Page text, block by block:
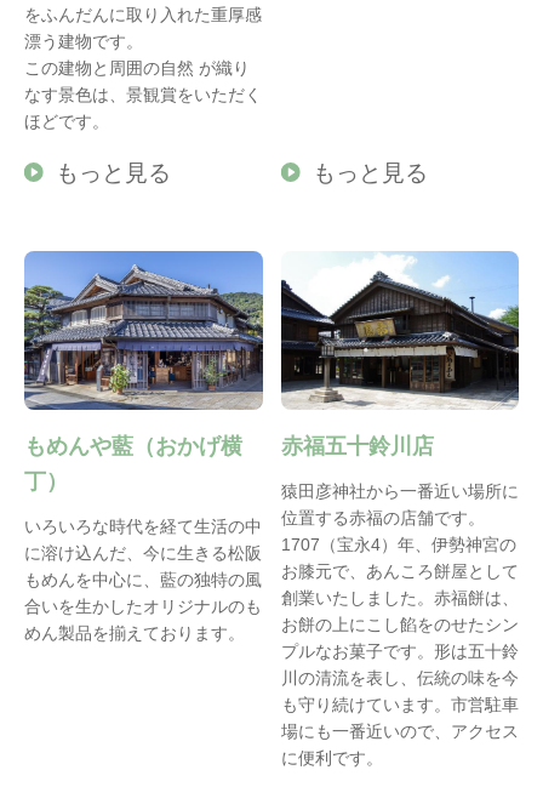
をふんだんに取り入れた重厚感
漂う建物です。
この建物と周囲の自然 が織り
なす景色は、景観賞をいただく
ほどです。
もっと見る もっと見る
もめんや藍（おかげ横
丁）
いろいろな時代を経て生活の中
に溶け込んだ、今に生きる松阪
もめんを中心に、藍の独特の風
合いを生かしたオリジナルのも
めん製品を揃えております。
赤福五十鈴川店
猿田彦神社から一番近い場所に
位置する赤福の店舗です。
1707（宝永4）年、伊勢神宮の
お膝元で、あんころ餅屋として
創業いたしました。赤福餅は、
お餅の上にこし餡をのせたシン
プルなお菓子です。形は五十鈴
川の清流を表し、伝統の味を今
も守り続けています。市営駐車
場にも一番近いので、アクセス
に便利です。